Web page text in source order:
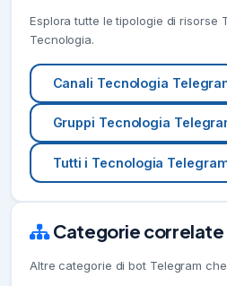
Esplora tutte le tipologie di risorse
Tecnologia.
Canali Tecnologia
Gruppi Tecnologia
Tutti i Tecnologia
Categorie correlate
Altre categorie di bot Telegram